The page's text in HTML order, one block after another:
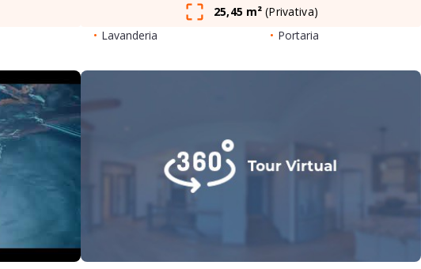
25,45 m² (Privativa)
• Lavanderia • Portaria